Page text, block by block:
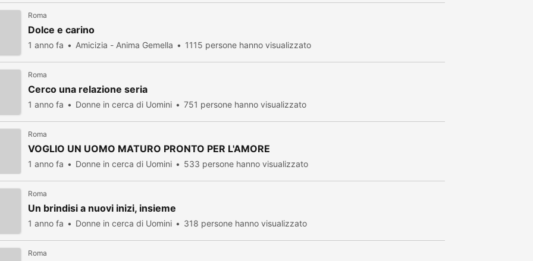
Roma
Dolce e carino
1 anno fa Amicizia - Anima Gemella 1115 persone hanno visualizzato
Roma
Cerco una relazione seria
1 anno fa Donne in cerca di Uomini 751 persone hanno visualizzato
Roma
VOGLIO UN UOMO MATURO PRONTO PER L'AMORE
1 anno fa Donne in cerca di Uomini 533 persone hanno visualizzato
Roma
Un brindisi a nuovi inizi, insieme
1 anno fa Donne in cerca di Uomini 318 persone hanno visualizzato
Roma